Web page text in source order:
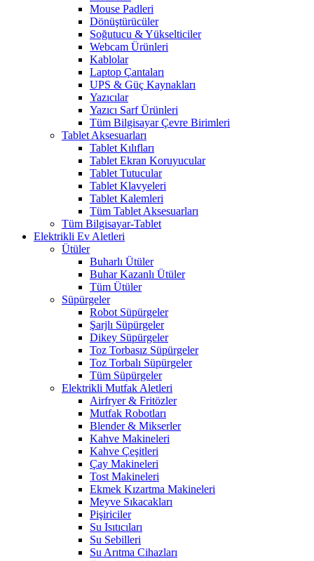
Mouse Padleri
Dönüştürücüler
Soğutucu & Yükselticiler
Webcam Ürünleri
Kablolar
Laptop Çantaları
UPS & Güç Kaynakları
Yazıcılar
Yazıcı Sarf Ürünleri
Tüm Bilgisayar Çevre Birimleri
Tablet Aksesuarları
Tablet Kılıfları
Tablet Ekran Koruyucular
Tablet Tutucular
Tablet Klavyeleri
Tablet Kalemleri
Tüm Tablet Aksesuarları
Tüm Bilgisayar-Tablet
Elektrikli Ev Aletleri
Ütüler
Buharlı Ütüler
Buhar Kazanlı Ütüler
Tüm Ütüler
Süpürgeler
Robot Süpürgeler
Şarjlı Süpürgeler
Dikey Süpürgeler
Toz Torbasız Süpürgeler
Toz Torbalı Süpürgeler
Tüm Süpürgeler
Elektrikli Mutfak Aletleri
Airfryer & Fritözler
Mutfak Robotları
Blender & Mikserler
Kahve Makineleri
Kahve Çeşitleri
Çay Makineleri
Tost Makineleri
Ekmek Kızartma Makineleri
Meyve Sıkacakları
Pişiriciler
Su Isıtıcıları
Su Sebilleri
Su Arıtma Cihazları